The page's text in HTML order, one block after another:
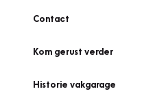
Contact
Kom gerust verder
Historie vakgarage